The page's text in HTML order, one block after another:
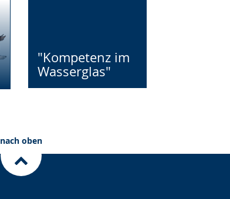
"Kompetenz im
Wasserglas"
nach oben